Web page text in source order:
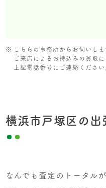
こちらの事務所からお伺いしま
ご来店によるお持込みの買取に
上記電話番号にご連絡ください
横浜市戸塚区の出
なんでも査定のトータル